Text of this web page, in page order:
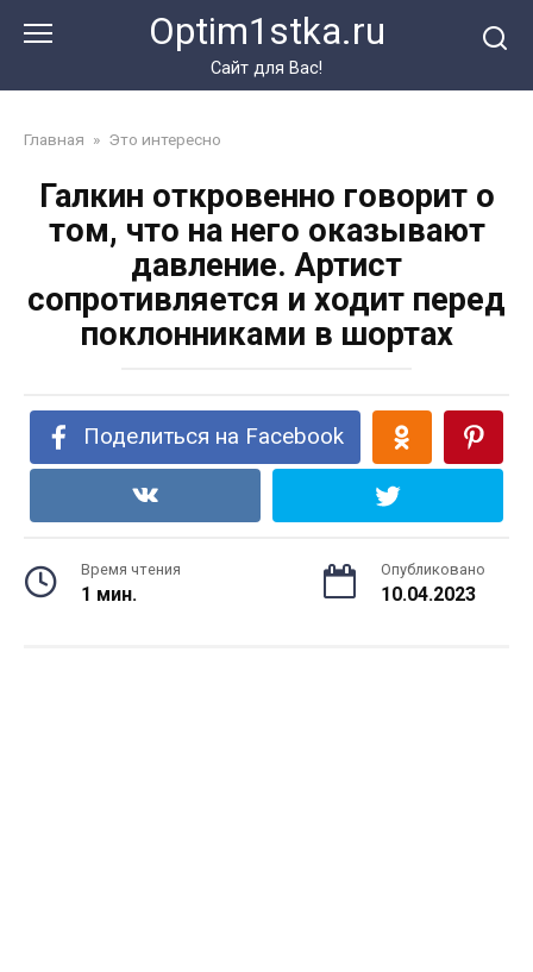
Optim1stka.ru
Сайт для Вас!
Главная » Это интересно
Галкин откровенно говорит о
том, что на него оказывают
давление. Артист
сопротивляется и ходит перед
поклонниками в шортах
Поделиться на Facebook
Время чтения
1 мин.
Опубликовано
10.04.2023